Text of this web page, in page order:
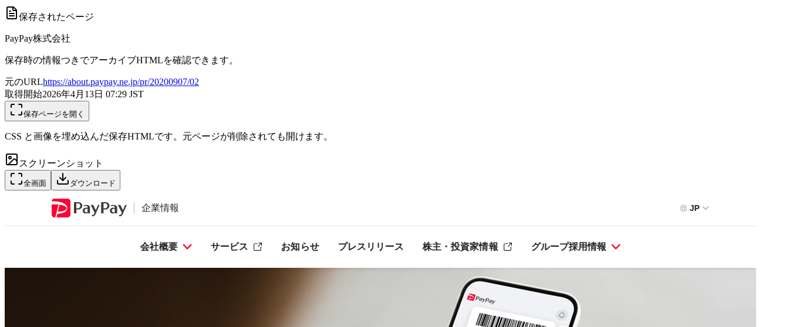
保存されたページ
PayPay株式会社
保存時の情報つきでアーカイブHTMLを確認できます。
元のURLhttps://about.paypay.ne.jp/pr/20200907/02
取得開始2026年4月13日 07:29 JST
保存ページを開く
CSS と画像を埋め込んだ保存HTMLです。元ページが削除されても開けます。
スクリーンショット
全画面 ダウンロード